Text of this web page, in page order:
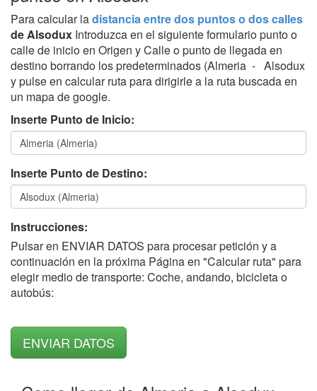
Para calcular ladistancia entre dos puntos o dos calles
de Alsodux Introduzca en el siguiente formulario punto o
calle de inicio en Origen y Calle o punto de llegada en
destino borrando los predeterminados (Almeria - Alsodux
y pulse en calcular ruta para dirigirle a la ruta buscada en
un mapa de google.
Inserte Punto de Inicio:
Inserte Punto de Destino:
Instrucciones:
Pulsar en ENVIAR DATOS para procesar petición y a
continuación en la próxima Página en "Calcular ruta" para
elegir medio de transporte: Coche, andando, bicicleta o
autobús: